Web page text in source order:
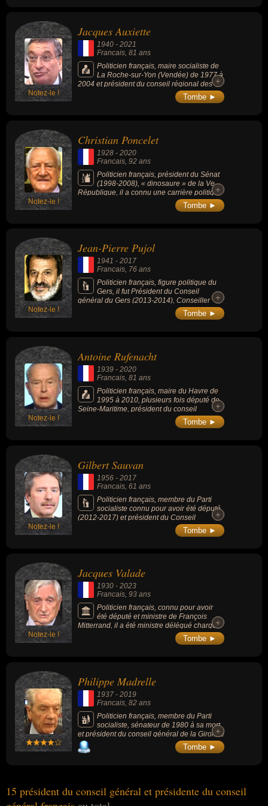
Notez-le !
Jacques Auxiette
1940 - 2021
Francais, 81 ans
Politicien français, maire socialiste de
La Roche-sur-Yon (Vendée) de 1977 à
2004 et président du conseil régional des
Pays-de-la-Loire de 2004 à 2015.
+
+
Tombe ►
Notez-le !
Christian Poncelet
1928 - 2020
Francais, 92 ans
Politicien français, président du Sénat
(1998-2008), « dinosaure » de la Ve
République, il a connu une carrière politique
de plus d’un demi-siècle cumulant à lui seul
150 années de mandats électifs : il est ainsi
+
+
Tombe ►
Notez-le !
Jean-Pierre Pujol
1941 - 2017
Francais, 76 ans
Politicien français, figure politique du
Gers, il fut Président du Conseil
général du Gers (2013-2014), Conseiller
général du Gers pendant + de 20 ans (1994-
2015), Maire de Nogaro (1989-2008) et
+
+
Tombe ►
Notez-le !
Antoine Rufenacht
1939 - 2020
Francais, 81 ans
Politicien français, maire du Havre de
1995 à 2010, plusieurs fois député de
Seine-Maritime, président du conseil
régional de Haute-Normandie de 1992 à
1998 et secrétaire d'État dans le
+
+
Tombe ►
Notez-le !
Gilbert Sauvan
1956 - 2017
Francais , 61 ans
Politicien français, membre du Parti
socialiste connu pour avoir été député
(2012-2017) et président du Conseil
départemental (2012-2017) des Alpes-de-
+
+
Tombe ►
Notez-le !
Jacques Valade
1930 - 2023
Francais, 93 ans
Politicien français, connu pour avoir
été député et ministre de François
Mitterrand, il a été ministre délégué chargé
de la Recherche et de l'Enseignement
+
+
Tombe ►
Philippe Madrelle
1937 - 2019
Francais , 82 ans
Politicien français, membre du Parti
socialiste, sénateur de 1980 à sa mort
et président du conseil général de la Gironde
entre 1976 et 2015.
+
+
Tombe ►
15 président du conseil général et présidente du conseil